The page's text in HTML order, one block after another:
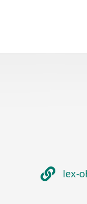
lex-